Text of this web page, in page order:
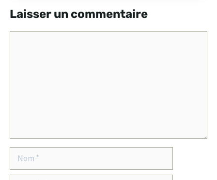
Laisser un commentaire